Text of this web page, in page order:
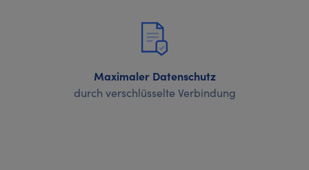
Maximaler Datenschutz
durch verschlüsselte Verbindung